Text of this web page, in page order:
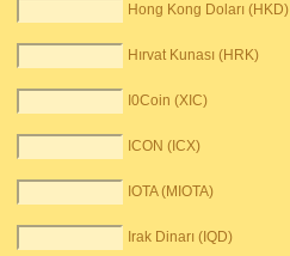
Hong Kong Doları (HKD)
Hırvat Kunası (HRK)
I0Coin (XIC)
ICON (ICX)
IOTA (MIOTA)
Irak Dinarı (IQD)